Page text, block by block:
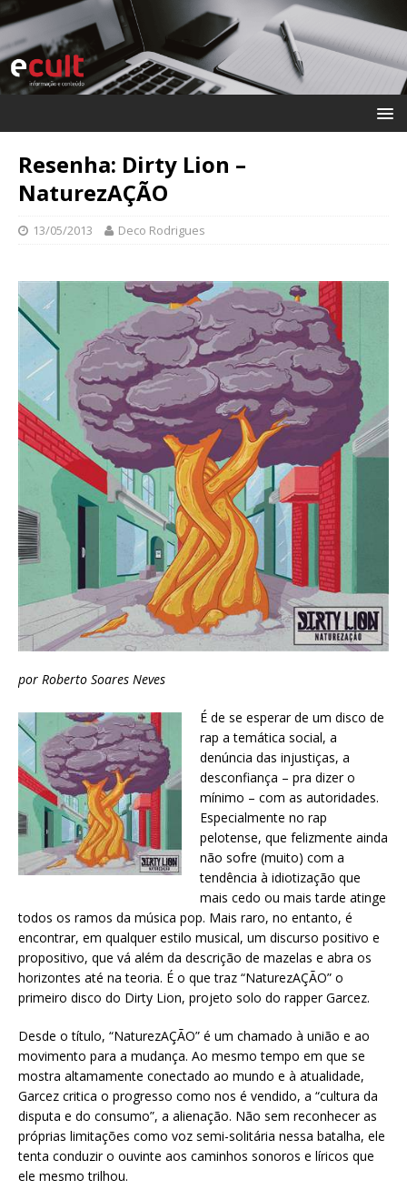
Resenha: Dirty Lion –
NaturezAÇÃO
13/05/2013 Deco Rodrigues
por Roberto Soares Neves
É de se esperar de um disco de
rap a temática social, a
denúncia das injustiças, a
desconfiança – pra dizer o
mínimo – com as autoridades.
Especialmente no rap
pelotense, que felizmente ainda
não sofre (muito) com a
tendência à idiotização que
mais cedo ou mais tarde atinge
todos os ramos da música pop. Mais raro, no entanto, é
encontrar, em qualquer estilo musical, um discurso positivo e
propositivo, que vá além da descrição de mazelas e abra os
horizontes até na teoria. É o que traz “NaturezAÇÃO” o
primeiro disco do Dirty Lion, projeto solo do rapper Garcez.
Desde o título, “NaturezAÇÃO” é um chamado à união e ao
movimento para a mudança. Ao mesmo tempo em que se
mostra altamamente conectado ao mundo e à atualidade,
Garcez critica o progresso como nos é vendido, a “cultura da
disputa e do consumo”, a alienação. Não sem reconhecer as
próprias limitações como voz semi-solitária nessa batalha, ele
tenta conduzir o ouvinte aos caminhos sonoros e líricos que
ele mesmo trilhou.